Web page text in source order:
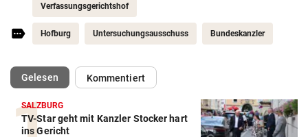
Verfassungsgerichtshof
Hofburg Untersuchungsausschuss Bundeskanzler
Gelesen(ausgewählt)Kommentiert
SALZBURG
TV-Star geht mit Kanzler Stocker hart
ins Gericht